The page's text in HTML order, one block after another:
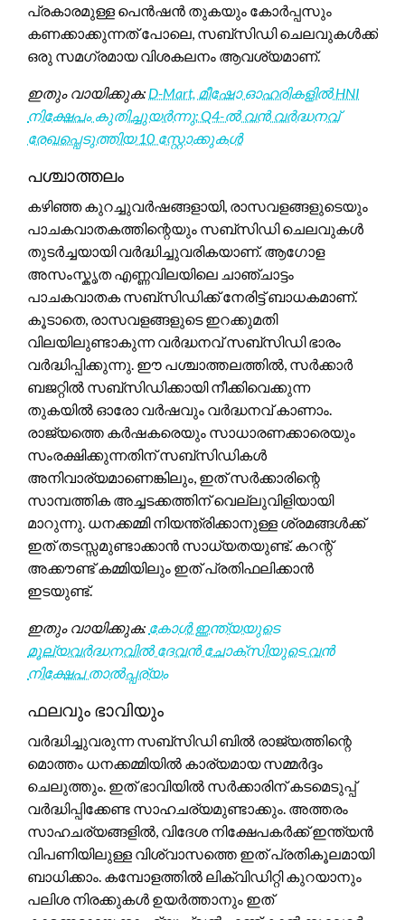
പ്രകാരമുള്ള പെൻഷൻ തുകയും കോർപ്പസും
കണക്കാക്കുന്നത് പോലെ, സബ്സിഡി ചെലവുകൾക്ക്
ഒരു സമഗ്രമായ വിശകലനം ആവശ്യമാണ്.
ഇതും വായിക്കുക: D-Mart, മീഷോ ഓഹരികളിൽ HNI
നിക്ഷേപം കുതിച്ചുയർന്നു: Q4-ൽ വൻ വർദ്ധനവ്
രേഖപ്പെടുത്തിയ 10 സ്റ്റോക്കുകൾ
പശ്ചാത്തലം
കഴിഞ്ഞ കുറച്ചുവർഷങ്ങളായി, രാസവളങ്ങളുടെയും
പാചകവാതകത്തിന്റെയും സബ്സിഡി ചെലവുകൾ
തുടർച്ചയായി വർദ്ധിച്ചുവരികയാണ്. ആഗോള
അസംസ്കൃത എണ്ണവിലയിലെ ചാഞ്ചാട്ടം
പാചകവാതക സബ്സിഡിക്ക് നേരിട്ട് ബാധകമാണ്.
കൂടാതെ, രാസവളങ്ങളുടെ ഇറക്കുമതി
വിലയിലുണ്ടാകുന്ന വർദ്ധനവ് സബ്സിഡി ഭാരം
വർദ്ധിപ്പിക്കുന്നു. ഈ പശ്ചാത്തലത്തിൽ, സർക്കാർ
ബജറ്റിൽ സബ്സിഡിക്കായി നീക്കിവെക്കുന്ന
തുകയിൽ ഓരോ വർഷവും വർദ്ധനവ് കാണാം.
രാജ്യത്തെ കർഷകരെയും സാധാരണക്കാരെയും
സംരക്ഷിക്കുന്നതിന് സബ്സിഡികൾ
അനിവാര്യമാണെങ്കിലും, ഇത് സർക്കാരിന്റെ
സാമ്പത്തിക അച്ചടക്കത്തിന് വെല്ലുവിളിയായി
മാറുന്നു. ധനക്കമ്മി നിയന്ത്രിക്കാനുള്ള ശ്രമങ്ങൾക്ക്
ഇത് തടസ്സമുണ്ടാക്കാൻ സാധ്യതയുണ്ട്. കറന്റ്
അക്കൗണ്ട് കമ്മിയിലും ഇത് പ്രതിഫലിക്കാൻ
ഇടയുണ്ട്.
ഇതും വായിക്കുക: കോൾ ഇന്ത്യയുടെ
മൂല്യവർദ്ധനവിൽ ദേവൻ ചോക്സിയുടെ വൻ
നിക്ഷേപ താൽപ്പര്യം
ഫലവും ഭാവിയും
വർദ്ധിച്ചുവരുന്ന സബ്സിഡി ബിൽ രാജ്യത്തിന്റെ
മൊത്തം ധനക്കമ്മിയിൽ കാര്യമായ സമ്മർദ്ദം
ചെലുത്തും. ഇത് ഭാവിയിൽ സർക്കാരിന് കടമെടുപ്പ്
വർദ്ധിപ്പിക്കേണ്ട സാഹചര്യമുണ്ടാക്കും. അത്തരം
സാഹചര്യങ്ങളിൽ, വിദേശ നിക്ഷേപകർക്ക് ഇന്ത്യൻ
വിപണിയിലുള്ള വിശ്വാസത്തെ ഇത് പ്രതികൂലമായി
ബാധിക്കാം. കമ്പോളത്തിൽ ലിക്വിഡിറ്റി കുറയാനും
പലിശ നിരക്കുകൾ ഉയർത്താനും ഇത്